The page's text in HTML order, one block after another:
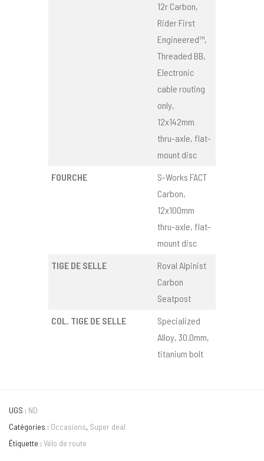
12r Carbon,
Rider First
Engineered™,
Threaded BB,
Electronic
cable routing
only,
12x142mm
thru-axle, flat-
mount disc
FOURCHE
S-Works FACT
Carbon,
12x100mm
thru-axle, flat-
mount disc
TIGE DE SELLE
Roval Alpinist
Carbon
Seatpost
COL. TIGE DE SELLE
Specialized
Alloy, 30.0mm,
titanium bolt
UGS : ND
Catégories : Occasions, Super deal
Étiquette : Vélo de route